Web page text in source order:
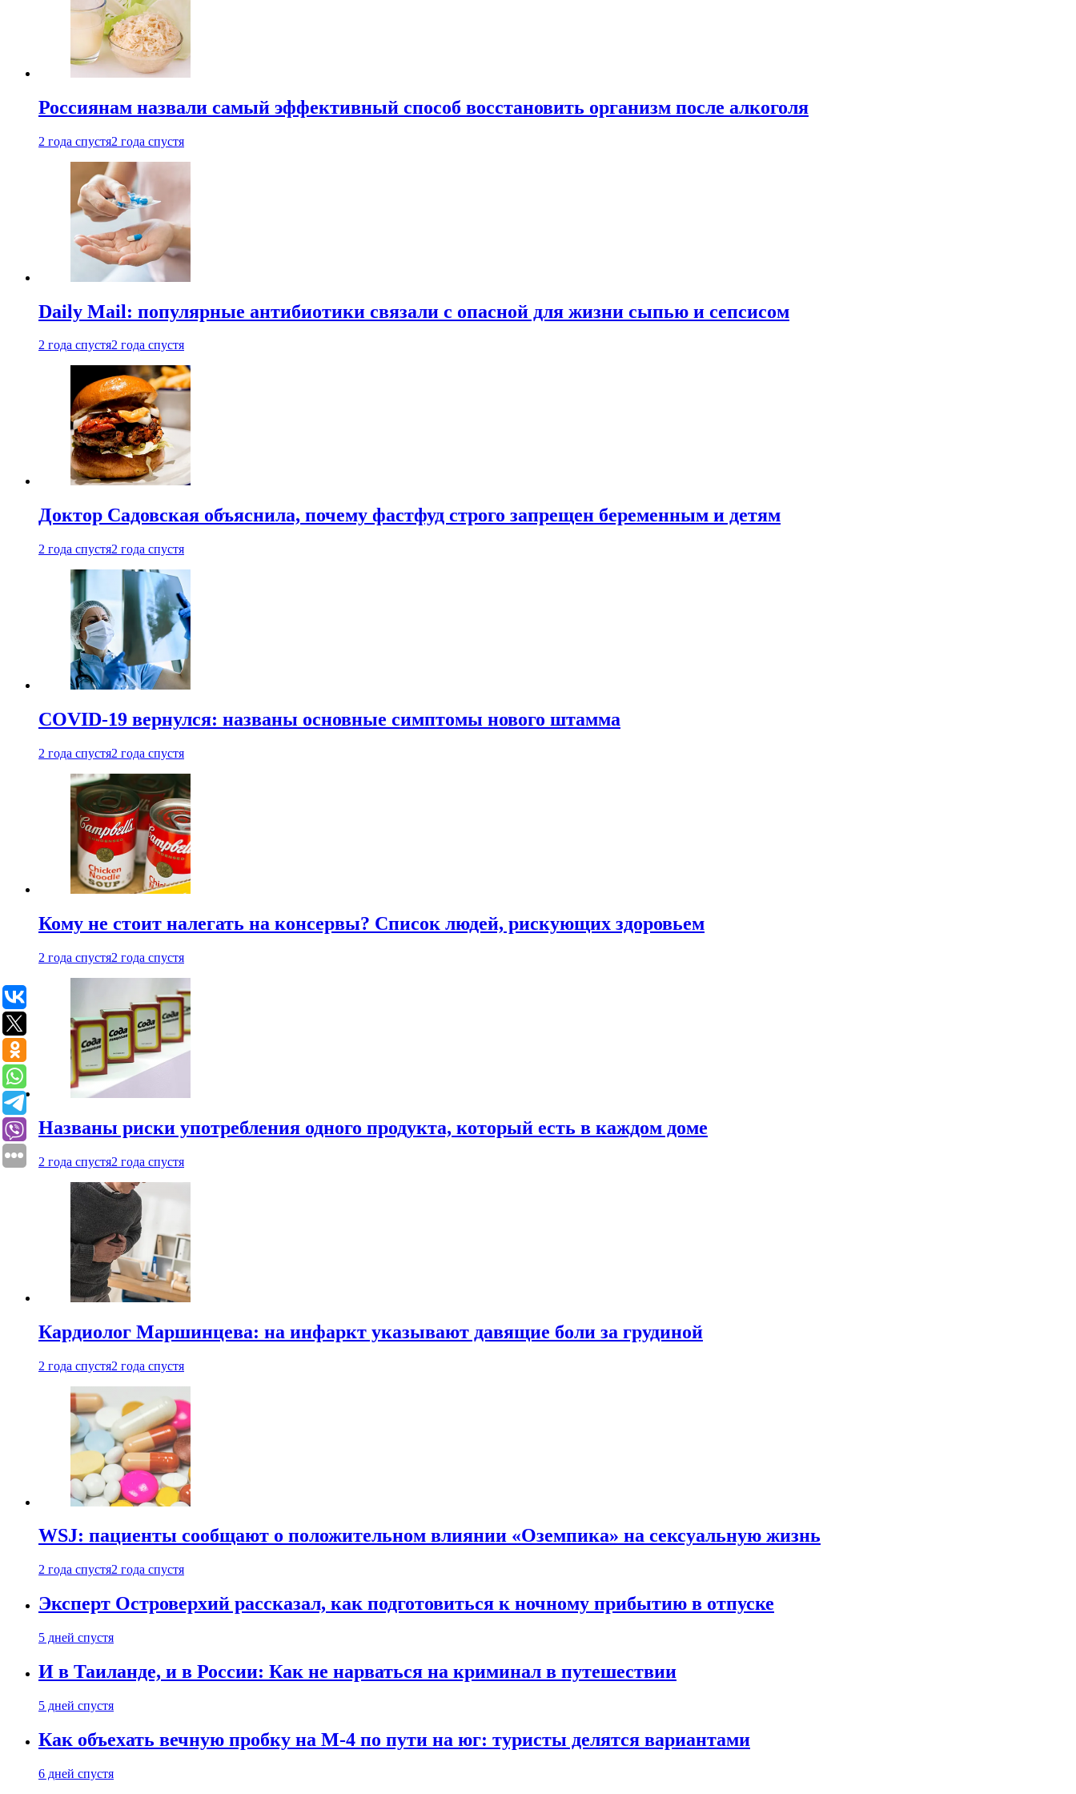
Россиянам назвали самый эффективный способ восстановить организм после алкоголя
2 года спустя2 года спустя
Daily Mail: популярные антибиотики связали с опасной для жизни сыпью и сепсисом
2 года спустя2 года спустя
Доктор Садовская объяснила, почему фастфуд строго запрещен беременным и детям
2 года спустя2 года спустя
COVID-19 вернулся: названы основные симптомы нового штамма
2 года спустя2 года спустя
Кому не стоит налегать на консервы? Список людей, рискующих здоровьем
2 года спустя2 года спустя
Названы риски употребления одного продукта, который есть в каждом доме
2 года спустя2 года спустя
Кардиолог Маршинцева: на инфаркт указывают давящие боли за грудиной
2 года спустя2 года спустя
WSJ: пациенты сообщают о положительном влиянии «Оземпика» на сексуальную жизнь
2 года спустя2 года спустя
Эксперт Островерхий рассказал, как подготовиться к ночному прибытию в отпуске
5 дней спустя
И в Таиланде, и в России: Как не нарваться на криминал в путешествии
5 дней спустя
Как объехать вечную пробку на М-4 по пути на юг: туристы делятся вариантами
6 дней спустя